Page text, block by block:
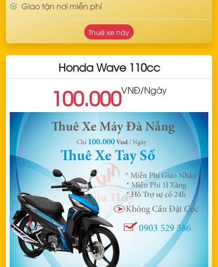
Giao tận nơi miễn phí
Thuê xe này
Honda Wave 110cc
100.000VNĐ/Ngày